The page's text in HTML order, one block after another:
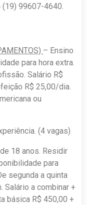
(19) 99607-4640.
– Ensino
para hora extra.
Salário R$
R$ 25,00/dia.
ou
(4 vagas)
18 anos. Residir
para
segunda a quinta
Salário a combinar +
básica R$ 450,00 +